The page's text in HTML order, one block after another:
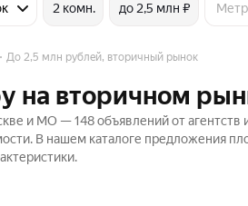
2 комн. до 2,5 млн ₽
До 2,5 млн рублей, вторичный рынок
на вторичном
и МО — 148 объявлений от агентств
В нашем каталоге предложения